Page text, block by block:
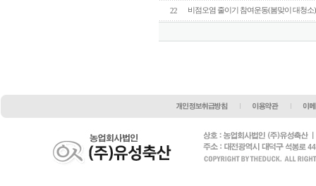
22 비점오염 줄이기 참여운동(봄맞이 대청소